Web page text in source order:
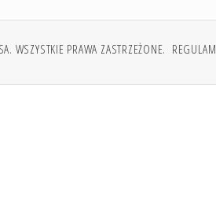
WSZYSTKIE PRAWA ZASTRZEŻONE.